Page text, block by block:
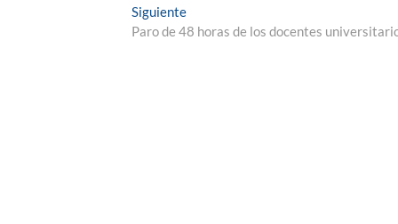
SiguienteEntrada
siguiente:
Paro de 48 horas de los docentes